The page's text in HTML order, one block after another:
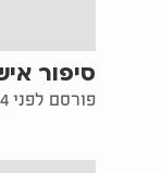
סיפור
פורסם לפני 4 שנים